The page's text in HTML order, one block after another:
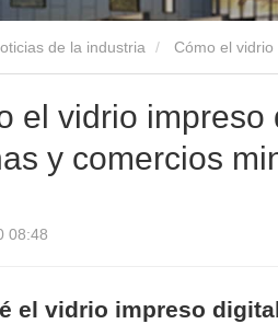
de la industria Cómo el
el vidrio
y comercios
08:48
el vidrio impreso